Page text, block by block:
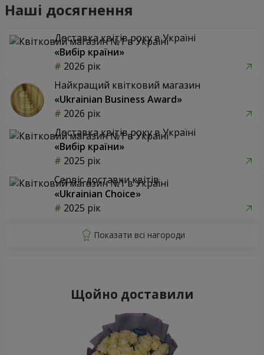
Наші досягнення
Доставка квітів року в Україні
«Вибір країни»
2026 рік
Найкращий квітковий магазин
«Ukrainian Business Award»
2026 рік
Доставка квітів року в Україні
«Вибір країни»
2025 рік
Сервіс доставки квітів
«Ukrainian Choice»
2025 рік
Щойно доставили